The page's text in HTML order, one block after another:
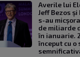
Averile lui
Jeff Bezos
s-au
de miliarde
în ianuarie.
început cu o